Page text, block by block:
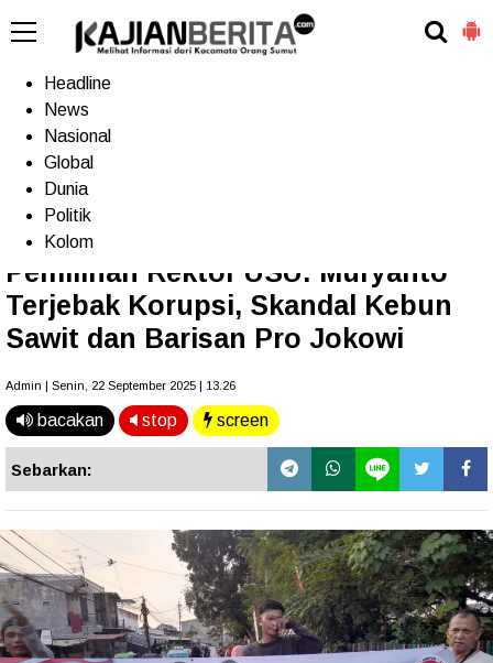
Home
Headline
News
Nasional
Global
Dunia
Politik
Kolom
Terkini
Pemilihan Rektor USU: Muryanto
Terjebak Korupsi, Skandal Kebun
Sawit dan Barisan Pro Jokowi
Admin | Senin, 22 September 2025 | 13.26
bacakan stop screen
Sebarkan: